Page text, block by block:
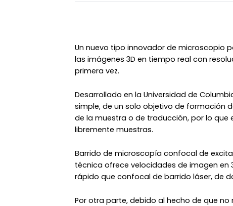
Un nuevo tipo innovador de microscopio
las imágenes 3D en tiempo real con
primera vez.
Desarrollado en la Universidad de
simple, de un solo objetivo de formación
de la muestra o de traducción, por lo que
libremente muestras.
Barrido de microscopía confocal de
técnica ofrece velocidades de imagen en
rápido que confocal de barrido láser, de
Por otra parte, debido al hecho de que